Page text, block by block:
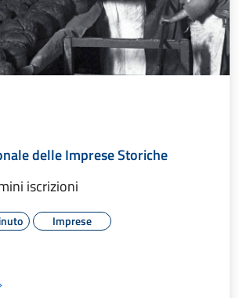
delle Imprese Storiche
iscrizioni
Imprese